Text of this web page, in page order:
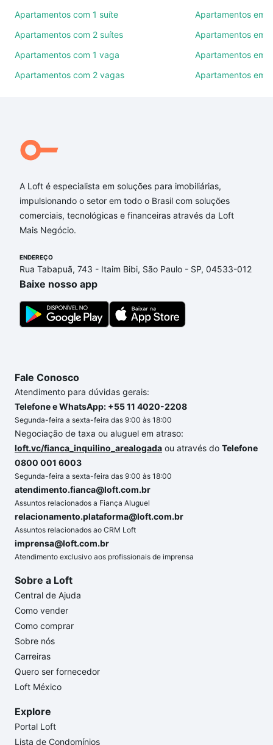
ruas, bairros e até condomínios favoritos. Você
também pode usar os filtros como quantidade de
quartos, suítes, com ou sem vaga de garagem para
comodidades, como piscina, academia, salão de
Qual o preço de Apartamentos com 4 suites à
venda em Jardim Alvorada, Sorocaba, SP?
Aqui na Loft temos a oferta ideal para você, com
Apartamentos com 4 suites à venda em Jardim
Alvorada, Sorocaba, SP que custam a partir de R$ 0
e com nossas opções de financiamento imobiliário
Se ainda tem alguma dúvida dos custos envolvidos
no processo de compra, veja em nosso portal
quanto custa comprar um apartamento
a gente para comprar o imóvel dos seus sonhos
com segurança e conforto. Loft, com você até as
Apartamentos com 1 suíte
Apartamentos com 2 suítes
Apartamentos com 1 vaga
Apartamentos com 2 vagas
Apartamentos em
Apartamentos em
Apartamentos em
Apartamentos em
A Loft é especialista em soluções para imobiliárias,
impulsionando o setor em todo o Brasil com soluções
comerciais, tecnológicas e financeiras através da Loft
Mais Negócio.
ENDEREÇO
Rua Tabapuã, 743 - Itaim Bibi, São Paulo - SP, 04533-012
Baixe nosso app
Fale Conosco
Atendimento para dúvidas gerais:
Telefone e WhatsApp: +55 11 4020-2208
Segunda-feira a sexta-feira das 9:00 às 18:00
Negociação de taxa ou aluguel em atraso:
loft.vc/fianca_inquilino_arealogada ou através do Telefone
0800 001 6003
Segunda-feira a sexta-feira das 9:00 às 18:00
atendimento.fianca@loft.com.br
Assuntos relacionados a Fiança Aluguel
relacionamento.plataforma@loft.com.br
Assuntos relacionados ao CRM Loft
imprensa@loft.com.br
Atendimento exclusivo aos profissionais de imprensa
Sobre a Loft
Central de Ajuda
Como vender
Como comprar
Sobre nós
Carreiras
Quero ser fornecedor
Loft México
Explore
Portal Loft
Lista de Condomínios